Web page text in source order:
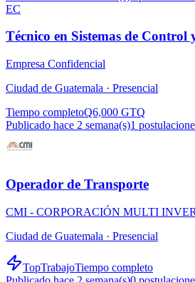
EC
Técnico en Sistemas de
Empresa Confidencial
Ciudad de Guatemala · Presencial
Tiempo completoQ6,000 GTQ
Publicado hace 2 semana(s)1
Operador de Transporte
CMI - CORPORACIÓN MULTI
Ciudad de Guatemala · Presencial
TopTrabajoTiempo completo